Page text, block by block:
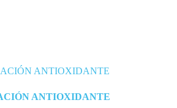
ANTIOXIDANTE